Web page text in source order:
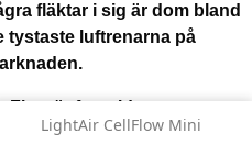
fläktar i sig är dom bland
tystaste luftrenarna på
är framtidens
och sätter
LightAir CellFlow Mini